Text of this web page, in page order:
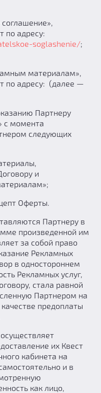
по адресу:
soglashenie/;
материалам»,
по адресу: (далее —
Партнеру
с момента
следующих
и
Оферты.
Партнеру в
произведенной им
за собой право
Рекламных
в одностороннем
Рекламных услуг,
стала равной
Партнером на
предоплаты
их Квест
кабинета на
и в
как лицо,